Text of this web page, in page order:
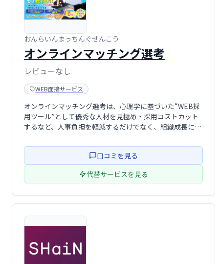
おんらいんまっちんぐせんこう
オンラインマッチング選考
レビューなし
WEB面接サービス
オンラインマッチング選考は、心理学に基づいた“WEB採
用ツール”として優秀な人材を見極め・採用コストカット
するなど、人事負担を軽減するだけでなく、組織成長にも
口コミを見る
代替サービスを見る